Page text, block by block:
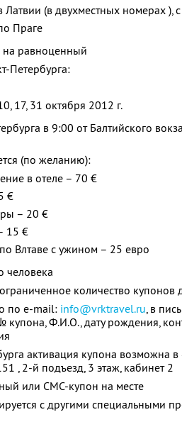
(в двухместных номерах ),
Праге
на равноценный
Петербурга:
17, 31 октября 2012 г.
в 9:00 от Балтийского
(по желанию):
в отеле – 70 €
€
– 20 €
15 €
Влтаве с ужином – 25 евро
человека
количество купонов
по e-mail: info@vrktravel.ru, в
купона, Ф.И.О., дату рождения,
активация купона возможна
, 2-й подъезд, 3 этаж, кабинет 2
или СМС-купон на месте
с другими специальными